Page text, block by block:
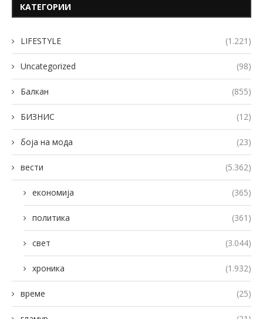
КАТЕГОРИИ
LIFESTYLE (1.221)
Uncategorized (98)
Балкан (855)
БИЗНИС (12)
боја на мода (23)
вести (5.362)
економија (365)
политика (361)
свет (3.044)
хроника (1.932)
време (25)